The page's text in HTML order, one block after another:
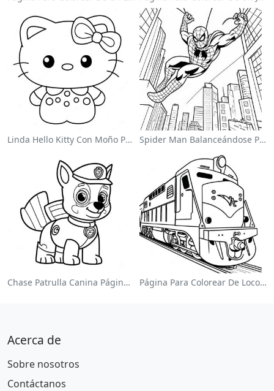
Linda Hello Kitty Con Moño Para Colorear Spider Man Balanceándose Por La Ciudad Para Colorear
Chase Patrulla Canina Página Para Colorear Página Para Colorear De Locomotora Colorida
Acerca de
Sobre nosotros
Contáctanos